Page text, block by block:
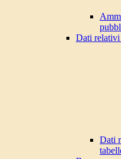
Dati relativi
Dati